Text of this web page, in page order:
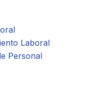
Laboral
Personal